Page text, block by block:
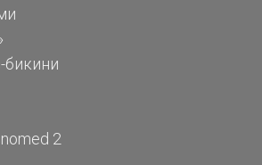
бикини
2